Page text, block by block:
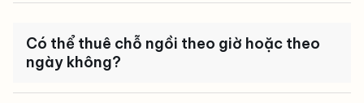
Có thể thuê chỗ ngồi theo giờ hoặc theo
ngày không?